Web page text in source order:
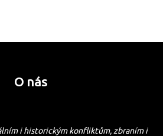
O nás
i historickým konfliktům, zbraním i